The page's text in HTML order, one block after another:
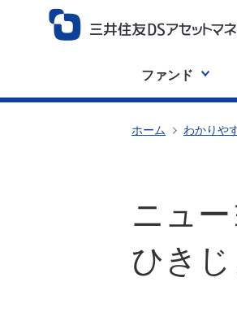
ファンド
ホーム わかりや
ニュ
ひきじ